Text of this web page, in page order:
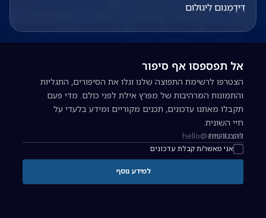
דִּידֶמְנוּם לִיגוּלוּם
אל תפספסו אף סיפור
הצטרפו לרשימת התפוצה שלנו וגלו את הסיפורים, התגליות
והתמונות המרהיבות של מפרץ אילת לפני כולם. מדי פעם
תקבלו מאתנו עדכונים, תכנים מקוריים ומידע בלעדי על
חיי השונית.
כתובת אימייל להרשמה לניוזלטר
אני מאשר/ת קבלת עדכונים
להצטרפות
למידע נוסף